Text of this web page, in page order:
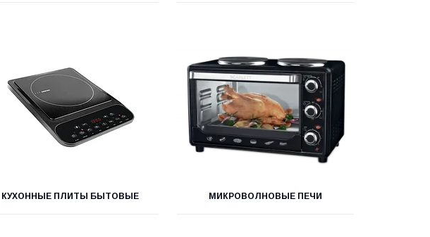
КУХОННЫЕ ПЛИТЫ БЫТОВЫЕ МИКРОВОЛНОВЫЕ ПЕЧИ